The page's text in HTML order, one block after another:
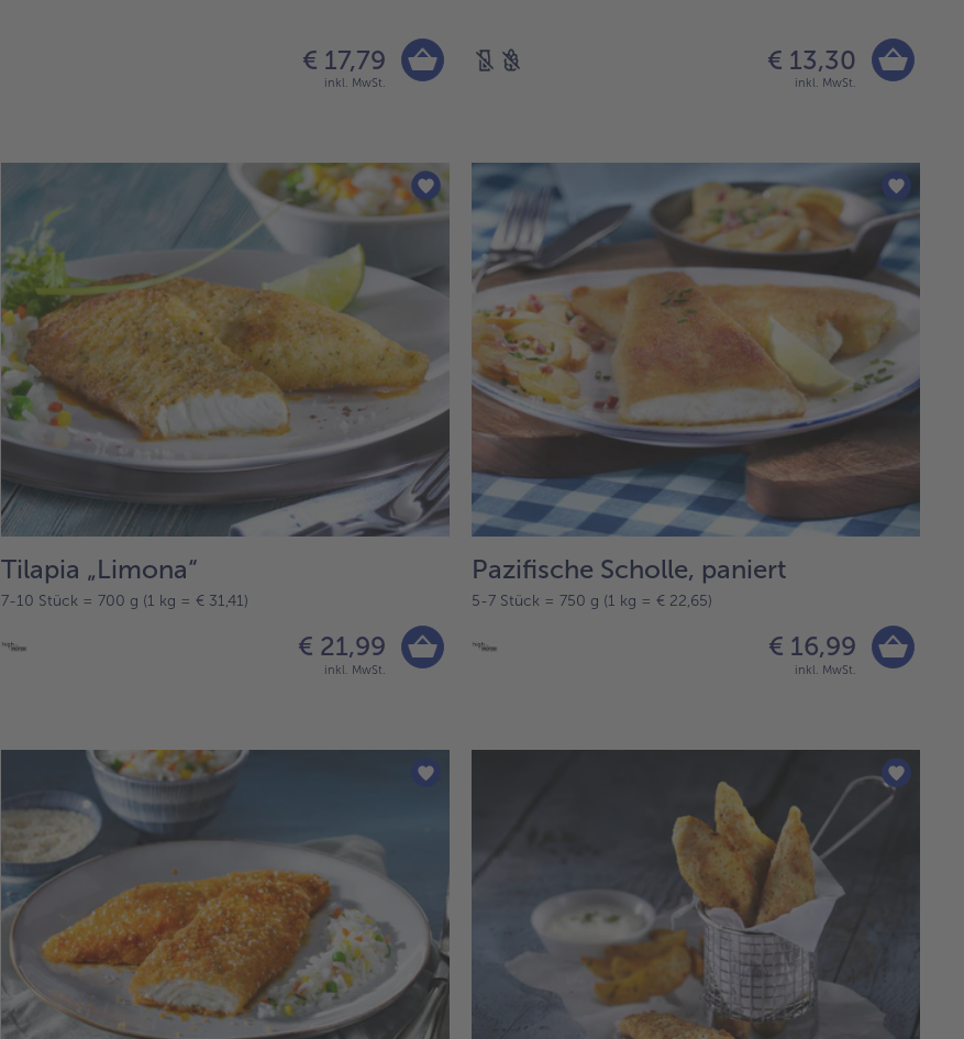
€ 17,79
inkl. MwSt.
€ 13,30
inkl. MwSt.
Tilapia „Limona“
7-10 Stück = 700 g (1 kg = € 31,41)
€ 21,99
inkl. MwSt.
Pazifische Scholle, paniert
5-7 Stück = 750 g (1 kg = € 22,65)
€ 16,99
inkl. MwSt.